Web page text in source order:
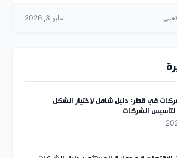
مايو 3, 2026
في قطر: دليل شامل لاختيار الشكل
لتأسيس الشركات